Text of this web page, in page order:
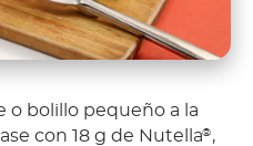
o bolillo pequeño a la
con 18 g de Nutella® ,